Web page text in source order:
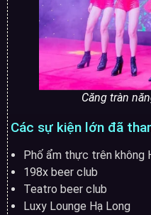
Căng tràn
Các sự kiện lớn đã
Phố ẩm thực trên không
198x beer club
Teatro beer club
Luxy Lounge Hạ Long